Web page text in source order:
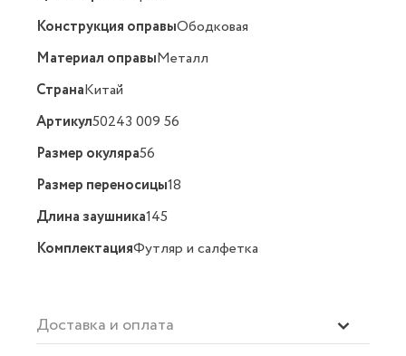
Конструкция оправыОбодковая
Материал оправыМеталл
СтранаКитай
Артикул50243 009 56
Размер окуляра56
Размер переносицы18
Длина заушника145
КомплектацияФутляр и салфетка
Доставка и оплата